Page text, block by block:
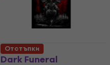
Dark Funeral
Отстъпки